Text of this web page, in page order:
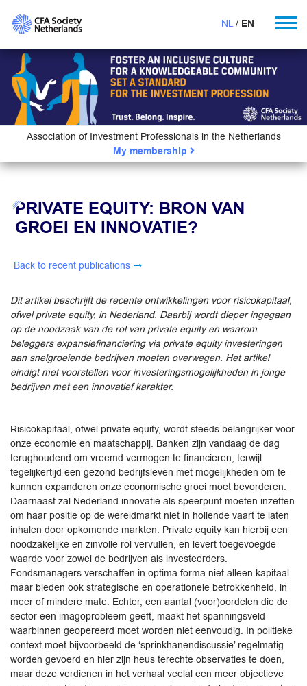
NL EN
Association of Investment Professionals in the Netherlands
My membership
PRIVATE EQUITY: BRON VAN
GROEI EN INNOVATIE?
Back to recent publications
Dit artikel beschrijft de recente ontwikkelingen voor risicokapitaal,
ofwel private equity, in Nederland. Daarbij wordt dieper ingegaan
op de noodzaak van de rol van private equity en waarom
beleggers expansiefinanciering via private equity investeringen
aan snelgroeiende bedrijven moeten overwegen. Het artikel
eindigt met voorstellen voor investeringsmogelijkheden in jonge
bedrijven met een innovatief karakter.
Risicokapitaal, ofwel private equity, wordt steeds belangrijker voor
onze economie en maatschappij. Banken zijn vandaag de dag
terughoudend om vreemd vermogen te financieren, terwijl
tegelijkertijd een gezond bedrijfsleven met mogelijkheden om te
kunnen expanderen onze economische groei moet bevorderen.
Daarnaast zal Nederland innovatie als speerpunt moeten inzetten
om haar positie op de wereldmarkt niet in hollende vaart te laten
inhalen door opkomende markten. Private equity kan hierbij een
noodzakelijke en zinvolle rol vervullen, en levert toegevoegde
waarde voor zowel de bedrijven als investeerders.
Fondsmanagers verschaffen in optima forma niet alleen kapitaal
maar bieden ook strategische en operationele betrokkenheid, in
meer of mindere mate. Echter, een aantal (voor)oordelen die de
sector een imagoprobleem geeft, maakt het spanningsveld
waarbinnen geopereerd moet worden niet eenvoudig. In politieke
context moet bijvoorbeeld de ‘sprinkhanendiscussie’ regelmatig
worden gevoerd en hier zijn heus terechte observaties te doen,
maar deze verdienen in het verhaal veelal een meer objectieve